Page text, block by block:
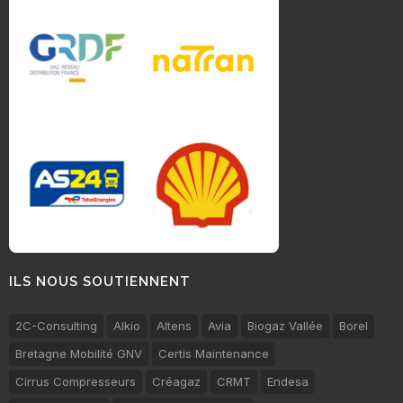
ILS NOUS SOUTIENNENT
2C-Consulting Alkio Altens Avia Biogaz Vallée
Borel
Bretagne Mobilité GNV
Certis Maintenance
Cirrus Compresseurs
Créagaz CRMT
Endesa